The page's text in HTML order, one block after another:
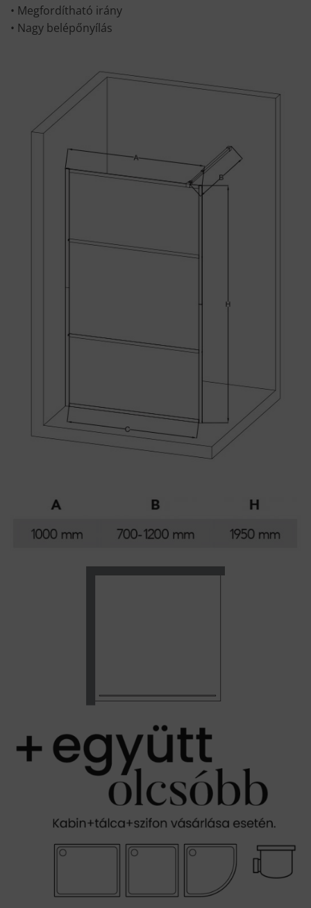
• Megfordítható irány
• Nagy belépőnyílás